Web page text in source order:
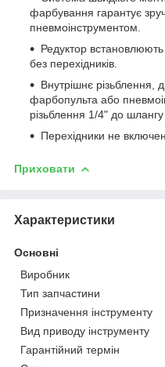
фарбування гарантує
пневмоінструментом.
Редуктор
без перехідників.
Внутрішнє різьблення,
фарбопульта або
різьблення 1/4" до шлангу
Перехідники не
Приховати
Характеристики
Основні
Виробник
Тип запчастини
Призначення інструменту
Вид приводу інструменту
Гарантійний термін